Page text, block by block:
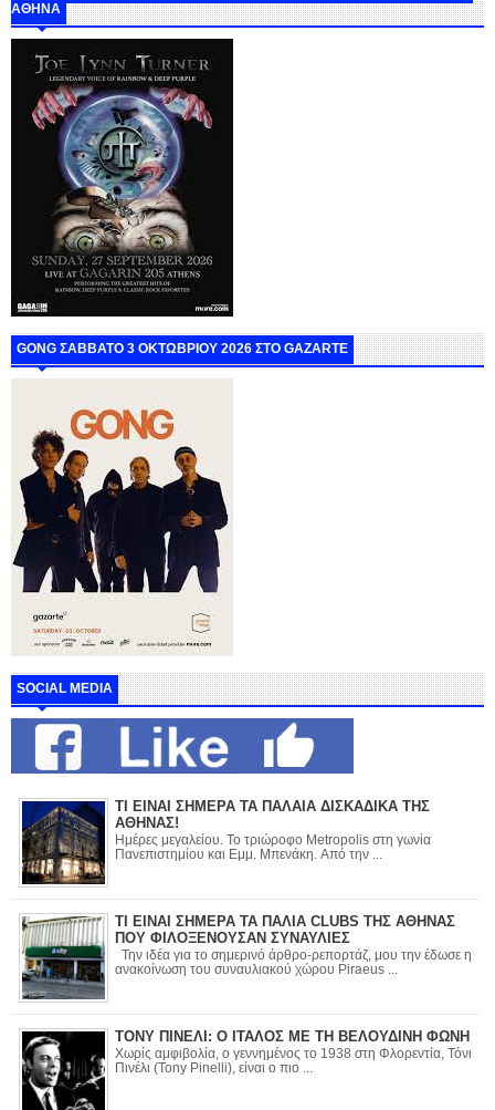
ΑΘΗΝΑ
GONG ΣΑΒΒΑΤΟ 3 ΟΚΤΩΒΡΙΟΥ 2026 ΣΤΟ GAZARTE
SOCIAL MEDIA
ΤΙ ΕΙΝΑΙ ΣΗΜΕΡΑ ΤΑ ΠΑΛΑΙΑ ΔΙΣΚΑΔΙΚΑ ΤΗΣ
ΑΘΗΝΑΣ!
Ημέρες μεγαλείου. Το τριώροφο Metropolis στη γωνία
Πανεπιστημίου και Εμμ. Μπενάκη. Από την ...
ΤΙ ΕΙΝΑΙ ΣΗΜΕΡΑ ΤΑ ΠΑΛΙΑ CLUBS ΤΗΣ ΑΘΗΝΑΣ
ΠΟΥ ΦΙΛΟΞΕΝΟΥΣΑΝ ΣΥΝΑΥΛΙΕΣ
Την ιδέα για το σημερινό άρθρο-ρεπορτάζ, μου την έδωσε η
ανακοίνωση του συναυλιακού χώρου Piraeus ...
ΤΟΝΥ ΠΙΝΕΛΙ: Ο ΙΤΑΛΟΣ ΜΕ ΤΗ ΒΕΛΟΥΔΙΝΗ ΦΩΝΗ
Χωρίς αμφιβολία, ο γεννημένος το 1938 στη Φλορεντία, Τόνι
Πινέλι (Tony Pinelli), είναι ο πιο ...